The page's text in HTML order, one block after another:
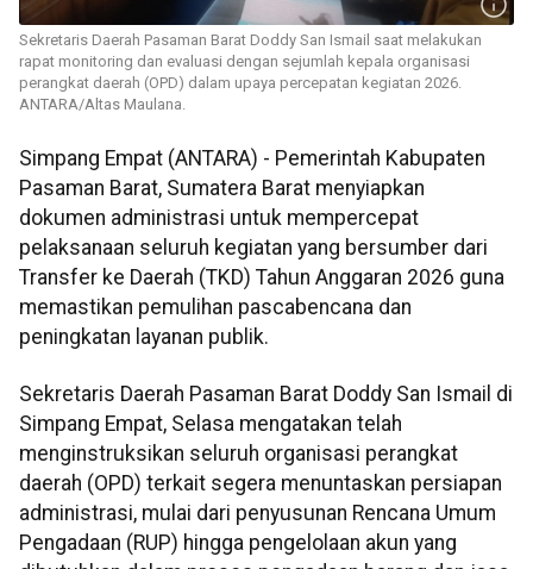
Sekretaris Daerah Pasaman Barat Doddy San Ismail saat melakukan
rapat monitoring dan evaluasi dengan sejumlah kepala organisasi
perangkat daerah (OPD) dalam upaya percepatan kegiatan 2026.
ANTARA/Altas Maulana.
Simpang Empat (ANTARA) - Pemerintah Kabupaten
Pasaman Barat, Sumatera Barat menyiapkan
dokumen administrasi untuk mempercepat
pelaksanaan seluruh kegiatan yang bersumber dari
Transfer ke Daerah (TKD) Tahun Anggaran 2026 guna
memastikan pemulihan pascabencana dan
peningkatan layanan publik.
Sekretaris Daerah Pasaman Barat Doddy San Ismail di
Simpang Empat, Selasa mengatakan telah
menginstruksikan seluruh organisasi perangkat
daerah (OPD) terkait segera menuntaskan persiapan
administrasi, mulai dari penyusunan Rencana Umum
Pengadaan (RUP) hingga pengelolaan akun yang